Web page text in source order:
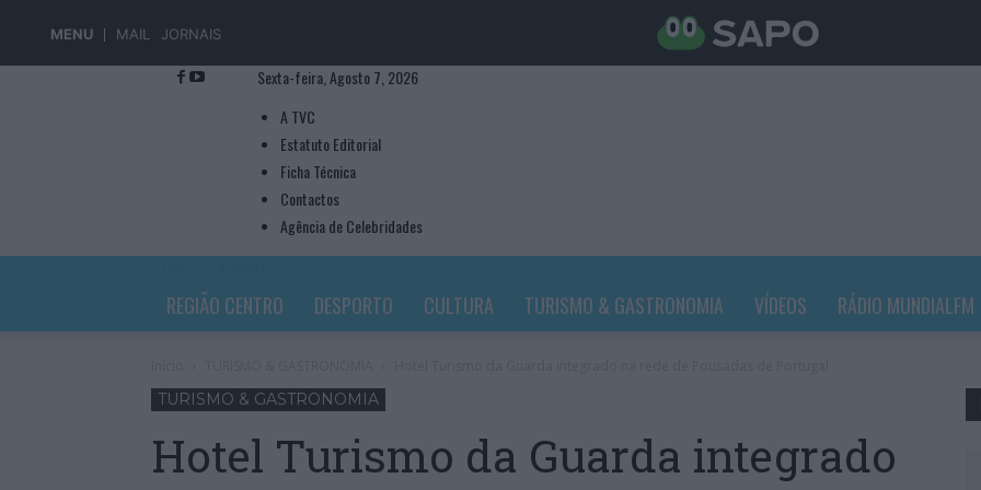
MENU MAIL JORNAIS
Sexta-feira, Agosto 7, 2026
A TVC
Estatuto Editorial
Ficha Técnica
Contactos
Agência de Celebridades
REGIÃO CENTRO DESPORTO CULTURA TURISMO & GASTRONOMIA VÍDEOS RÁDIO MUNDIALFM
TURISMO & GASTRONOMIA
Hotel Turismo da Guarda integrado